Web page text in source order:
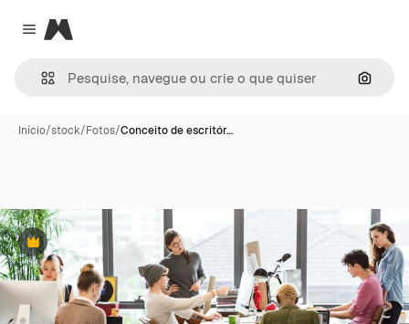
Close menu
Magnific
Início/stock/Fotos/Conceito de escritór…
Premium